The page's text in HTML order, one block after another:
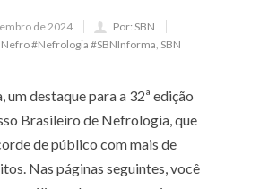
de 2024
Por: SBN
#Nefrologia #SBNInforma, SBN
um destaque para a 32ª edição
Brasileiro de Nefrologia, que
de público com mais de
Nas páginas seguintes, você